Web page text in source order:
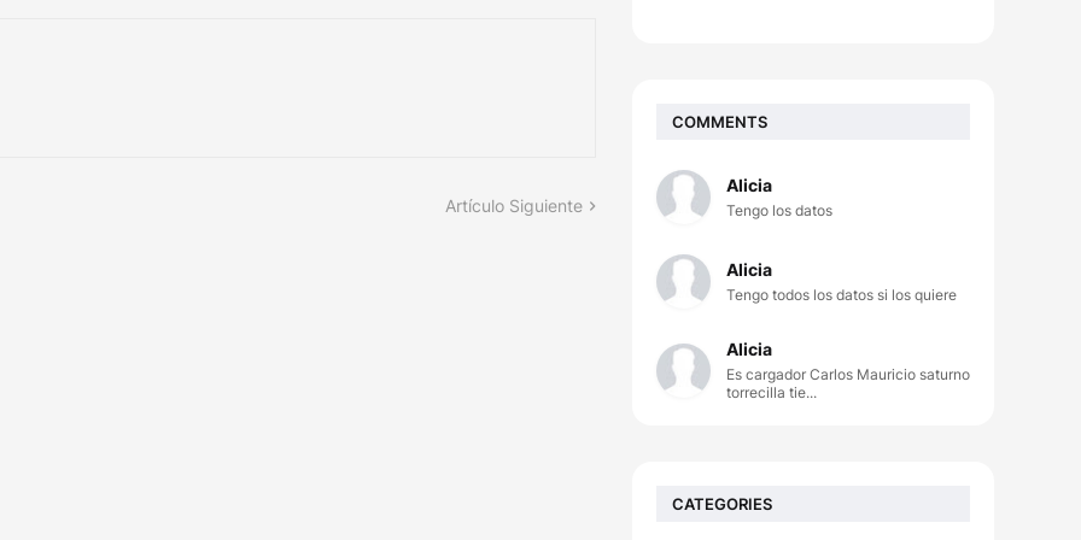
Artículo Siguiente
COMMENTS
Alicia
Tengo los datos
Alicia
Tengo todos los datos si los quiere
Alicia
Es cargador Carlos Mauricio saturno
torrecilla tie...
CATEGORIES